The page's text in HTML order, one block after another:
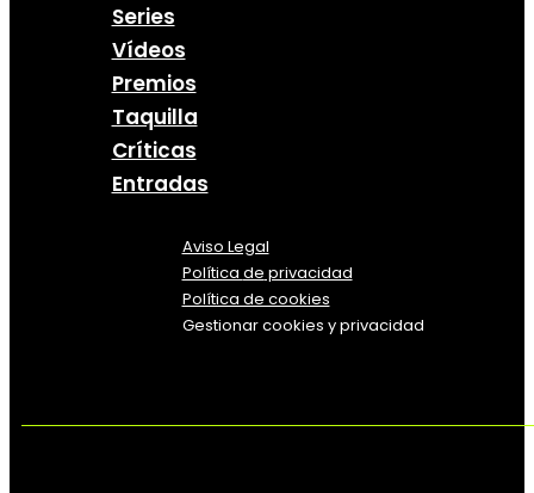
Series
Vídeos
Premios
Taquilla
Críticas
Entradas
Aviso Legal
Política de privacidad
Política de cookies
Gestionar cookies y privacidad